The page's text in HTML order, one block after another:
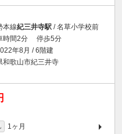
本線紀三井寺駅 / 名草小学校前
時間2分 停歩5分
年8月 / 6階建
和歌山市紀三井寺
1ヶ月